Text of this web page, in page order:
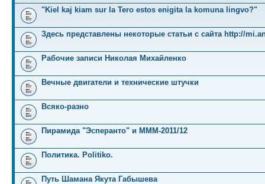
"Kiel kaj kiam sur la Tero estos enigita la komuna lingvo?"
Здесь представлены некоторые статьи с сайта http://
Рабочие записи Николая Михайленко
Вечные двигатели и технические штучки
Всяко-разно
Пирамида "Эсперанто" и MMM-2011/12
Политика. Politiko.
Путь Шамана Якута Габышева